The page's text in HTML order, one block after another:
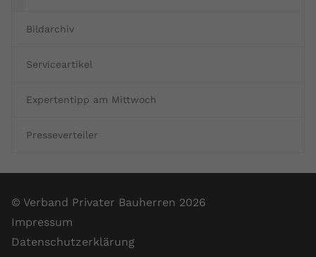
Bildarchiv
Serviceartikel
Expertentipp am Mittwoch
Presseverteiler
© Verband Privater Bauherren 2026
Impressum
Datenschutzerklärung